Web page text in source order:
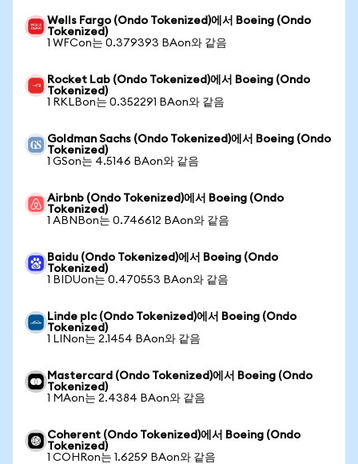
Wells Fargo (Ondo Tokenized)에서 Boeing (Ondo
Tokenized)
1 WFCon는 0.379393 BAon와 같음
Rocket Lab (Ondo Tokenized)에서 Boeing (Ondo
Tokenized)
1 RKLBon는 0.352291 BAon와 같음
Goldman Sachs (Ondo Tokenized)에서 Boeing (Ondo
Tokenized)
1 GSon는 4.5146 BAon와 같음
Airbnb (Ondo Tokenized)에서 Boeing (Ondo
Tokenized)
1 ABNBon는 0.746612 BAon와 같음
Baidu (Ondo Tokenized)에서 Boeing (Ondo
Tokenized)
1 BIDUon는 0.470553 BAon와 같음
Linde plc (Ondo Tokenized)에서 Boeing (Ondo
Tokenized)
1 LINon는 2.1454 BAon와 같음
Mastercard (Ondo Tokenized)에서 Boeing (Ondo
Tokenized)
1 MAon는 2.4384 BAon와 같음
Coherent (Ondo Tokenized)에서 Boeing (Ondo
Tokenized)
1 COHRon는 1.6259 BAon와 같음